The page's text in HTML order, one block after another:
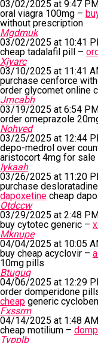
03/02/2025 at 9:47
oral viagra 100mg –
without prescription
Mgdmuk
03/02/2025 at 10:41
cheap tadalafil pill –
Xjyarc
03/10/2025 at 11:41
purchase cenforce
order glycomet online
Jmcabh
03/19/2025 at 6:54
order omeprazole
Nohved
03/25/2025 at 12:44
depo-medrol over
aristocort 4mg for sale
Iykaah
03/26/2025 at 11:20
purchase
dapoxetine cheap
Otdccw
03/29/2025 at 2:48
buy cytotec generic –
Mknupe
04/04/2025 at 10:05
buy cheap acyclovir –
10mg pills
Btuguq
04/06/2025 at 12:29
order domperidone
cheap generic
Fxssrm
04/14/2025 at 1:48 AM
cheap motilium –
Tvpplb